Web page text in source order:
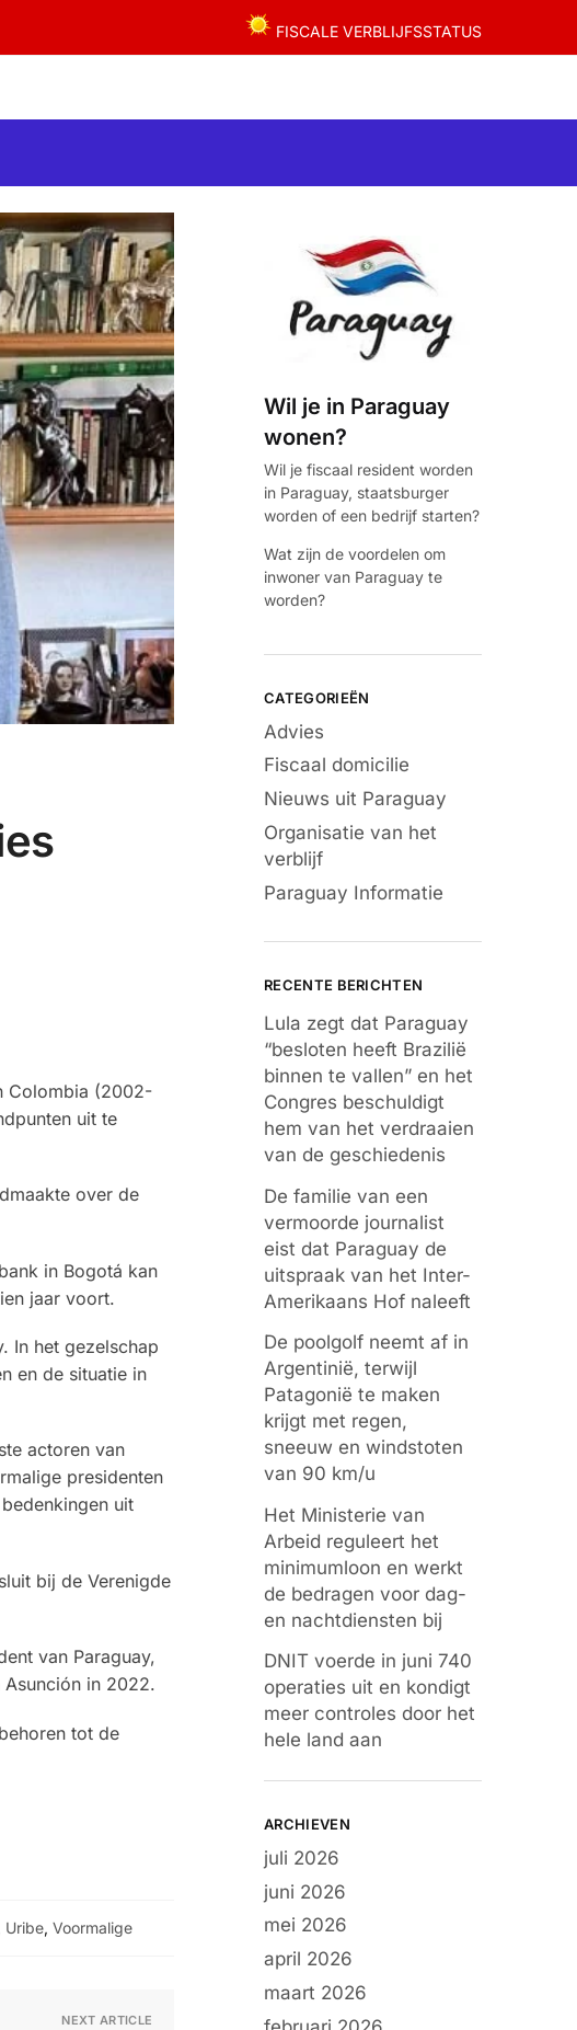
FISCALE VERBLIJFSSTATUS
Colombia (2002-
uit te
over de
in Bogotá kan
jaar voort.
In het gezelschap
en de situatie in
actoren van
presidenten
uit
bij de Verenigde
van Paraguay,
in 2022.
tot de
Uribe, Voormalige
NEXT ARTICLE
Wil je in Paraguay
wonen?
Wil je fiscaal resident worden
in Paraguay, staatsburger
worden of een bedrijf starten?
Wat zijn de voordelen om
inwoner van Paraguay te
worden?
CATEGORIEËN
Advies
Fiscaal domicilie
Nieuws uit Paraguay
Organisatie van het
verblijf
Paraguay Informatie
RECENTE BERICHTEN
Lula zegt dat Paraguay
“besloten heeft Brazilië
binnen te vallen” en het
Congres beschuldigt
hem van het verdraaien
van de geschiedenis
De familie van een
vermoorde journalist
eist dat Paraguay de
uitspraak van het Inter-
Amerikaans Hof naleeft
De poolgolf neemt af in
Argentinië, terwijl
Patagonië te maken
krijgt met regen,
sneeuw en windstoten
van 90 km/u
Het Ministerie van
Arbeid reguleert het
minimumloon en werkt
de bedragen voor dag-
en nachtdiensten bij
DNIT voerde in juni 740
operaties uit en kondigt
meer controles door het
hele land aan
ARCHIEVEN
juli 2026
juni 2026
mei 2026
april 2026
maart 2026